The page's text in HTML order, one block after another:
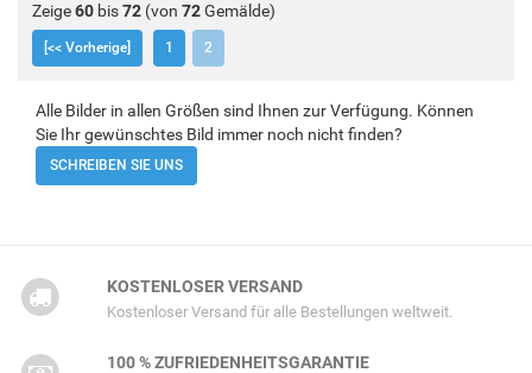
Zeige60 bis72 (von 72Gemälde)
[<< Vorherige] 1 2
Alle Bilder in allen Größen sind Ihnen zur Verfügung. Können
Sie Ihr gewünschtes Bild immer noch nicht finden?
SCHREIBEN SIE UNS
KOSTENLOSER VERSAND
Kostenloser Versand für alle Bestellungen weltweit.
100 % ZUFRIEDENHEITSGARANTIE